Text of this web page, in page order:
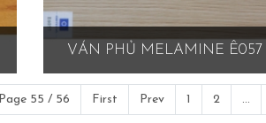
VÁN PHỦ MELAMINE Ê057
Page 55 / 56 First Prev 1 2 ...